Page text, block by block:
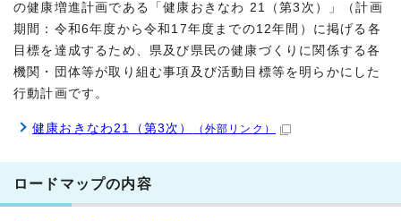
の健康増進計画である「健康おきなわ 21（第3次）」（計画
期間：令和6年度から令和17年度までの12年間）に掲げる各
目標を達成するため、県及び県民の健康づくりに関係する各
機関・団体等が取り組む事項及び活動目標等を明らかにした
行動計画です。
健康おきなわ21（第3次） （外部リンク）
ロードマップの内容